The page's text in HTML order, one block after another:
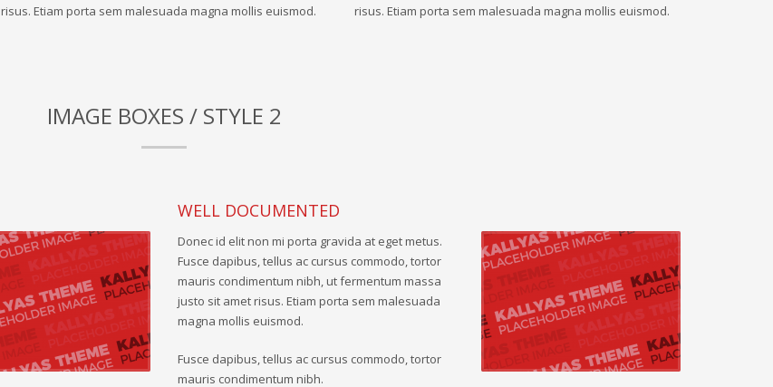
risus. Etiam porta sem malesuada magna mollis euismod.
risus. Etiam porta sem malesuada magna mollis euismod.
IMAGE BOXES / STYLE 2
WELL DOCUMENTED
Donec id elit non mi porta gravida at eget metus.
Fusce dapibus, tellus ac cursus commodo, tortor
mauris condimentum nibh, ut fermentum massa
justo sit amet risus. Etiam porta sem malesuada
magna mollis euismod.
Fusce dapibus, tellus ac cursus commodo, tortor
mauris condimentum nibh.